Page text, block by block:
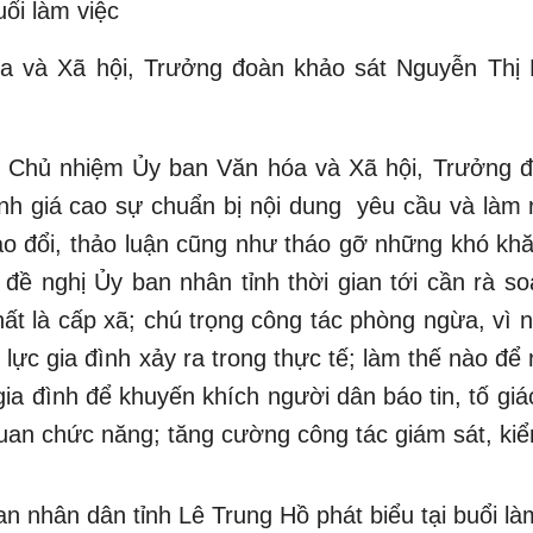
làm việc
và Xã hội, Trưởng đoàn khảo sát Nguyễn Thị
nhiệm Ủy ban Văn hóa và Xã hội, Trưởng
giá cao sự chuẩn bị nội dung yêu cầu và làm
đổi, thảo luận cũng như tháo gỡ những khó
nghị Ủy ban nhân tỉnh thời gian tới cần rà
là cấp xã; chú trọng công tác phòng ngừa, vì
gia đình xảy ra trong thực tế; làm thế nào để
đình để khuyến khích người dân báo tin, tố
chức năng; tăng cường công tác giám sát,
nhân dân tỉnh Lê Trung Hồ phát biểu tại buổi